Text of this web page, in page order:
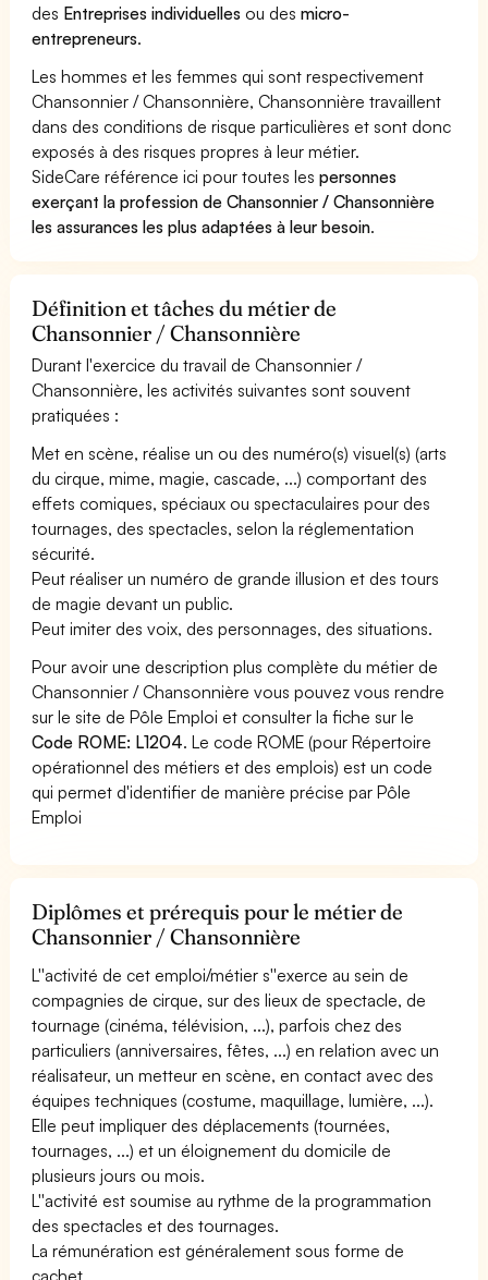
des Entreprises individuelles ou desmicro-
entrepreneurs.
Les hommes et les femmes qui sont respectivement
Chansonnier / Chansonnière, Chansonnière travaillent
dans des conditions de risque particulières et sont donc
exposés à des risques propres à leur métier.
SideCare référence ici pour toutes lespersonnes
exerçant la profession de Chansonnier / Chansonnière
les assurances les plus adaptées à leur besoin.
Définition et tâches du métier de
Chansonnier / Chansonnière
Durant l'exercice du travail de Chansonnier /
Chansonnière, les activités suivantes sont souvent
pratiquées :
Met en scène, réalise un ou des numéro(s) visuel(s) (arts
du cirque, mime, magie, cascade, ...) comportant des
effets comiques, spéciaux ou spectaculaires pour des
tournages, des spectacles, selon la réglementation
sécurité.
Peut réaliser un numéro de grande illusion et des tours
de magie devant un public.
Peut imiter des voix, des personnages, des situations.
Pour avoir une description plus complète du métier de
Chansonnier / Chansonnière vous pouvez vous rendre
sur le site de Pôle Emploi et consulter la fiche sur le
Code ROME: L1204. Le code ROME (pour Répertoire
opérationnel des métiers et des emplois) est un code
qui permet d'identifier de manière précise par Pôle
Emploi
Diplômes et prérequis pour le métier de
Chansonnier / Chansonnière
L''activité de cet emploi/métier s''exerce au sein de
compagnies de cirque, sur des lieux de spectacle, de
tournage (cinéma, télévision, ...), parfois chez des
particuliers (anniversaires, fêtes, ...) en relation avec un
réalisateur, un metteur en scène, en contact avec des
équipes techniques (costume, maquillage, lumière, ...).
Elle peut impliquer des déplacements (tournées,
tournages, ...) et un éloignement du domicile de
plusieurs jours ou mois.
L''activité est soumise au rythme de la programmation
des spectacles et des tournages.
La rémunération est généralement sous forme de
cachet.